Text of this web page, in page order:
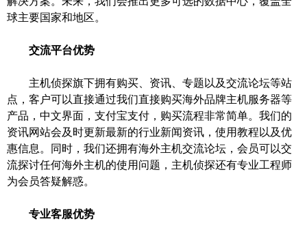
球主要国家和地区。
交流平台优势
主机侦探旗下拥有购买、资讯、专题以及交流论坛等站
点，客户可以直接通过我们直接购买海外品牌主机服务器等
产品，中文界面，支付宝支付，购买流程非常简单。我们的
资讯网站会及时更新最新的行业新闻资讯，使用教程以及优
惠信息。同时，我们还拥有海外主机交流论坛，会员可以交
流探讨任何海外主机的使用问题，主机侦探还有专业工程师
为会员答疑解惑。
专业客服优势